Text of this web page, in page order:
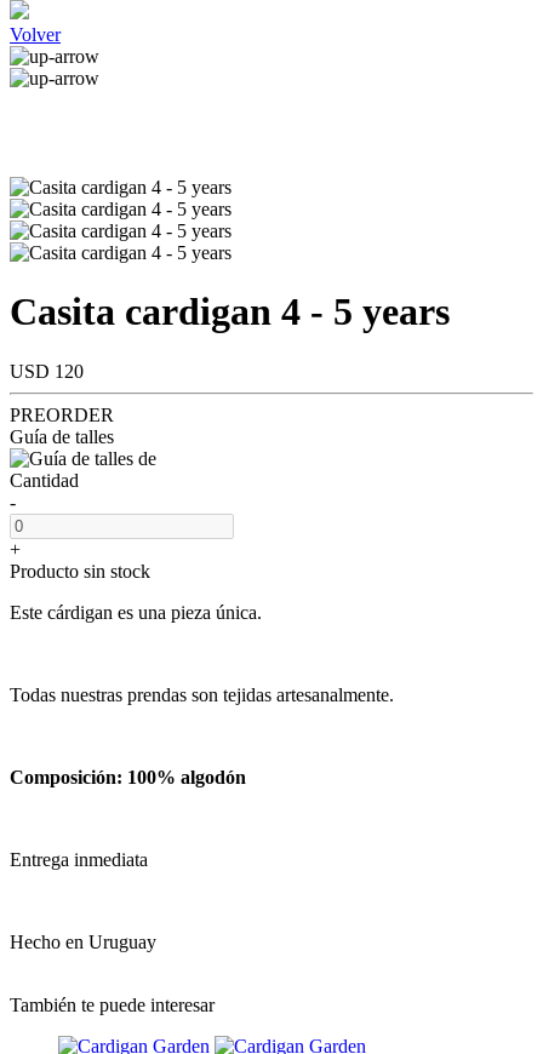
Volver
Casita cardigan 4 - 5 years
USD 120
PREORDER
Guía de talles
Cantidad
-
+
Producto sin stock
Este cárdigan es una pieza única.
Todas nuestras prendas son tejidas artesanalmente.
Composición: 100% algodón
Entrega inmediata
Hecho en Uruguay
También te puede interesar